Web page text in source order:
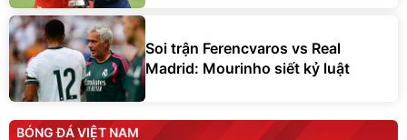
Soi trận Ferencvaros vs Real
Madrid: Mourinho siết kỷ luật
BÓNG ĐÁ VIỆT NAM